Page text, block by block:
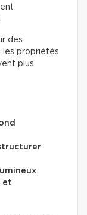
des
les propriétés
plus
et